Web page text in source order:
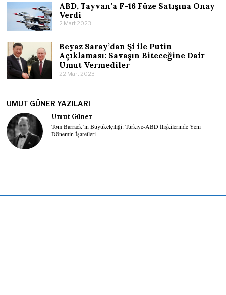
ABD, Tayvan’a F-16 Füze Satışına Onay
Verdi
2 Mart 2023
Beyaz Saray’dan Şi ile Putin
Açıklaması: Savaşın Biteceğine Dair
Umut Vermediler
22 Mart 2023
UMUT GÜNER YAZILARI
Umut Güner
Tom Barrack’ın Büyükelçiliği: Türkiye-ABD İlişkilerinde Yeni
Dönemin İşaretleri